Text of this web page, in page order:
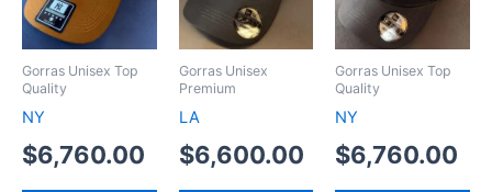
Gorras Unisex Top
Quality
NY
$6,760.00
Gorras Unisex
Premium
LA
$6,600.00
Gorras Unisex Top
Quality
NY
$6,760.00